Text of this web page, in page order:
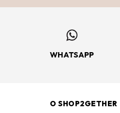
WHATSAPP
O SHOP2GETHER